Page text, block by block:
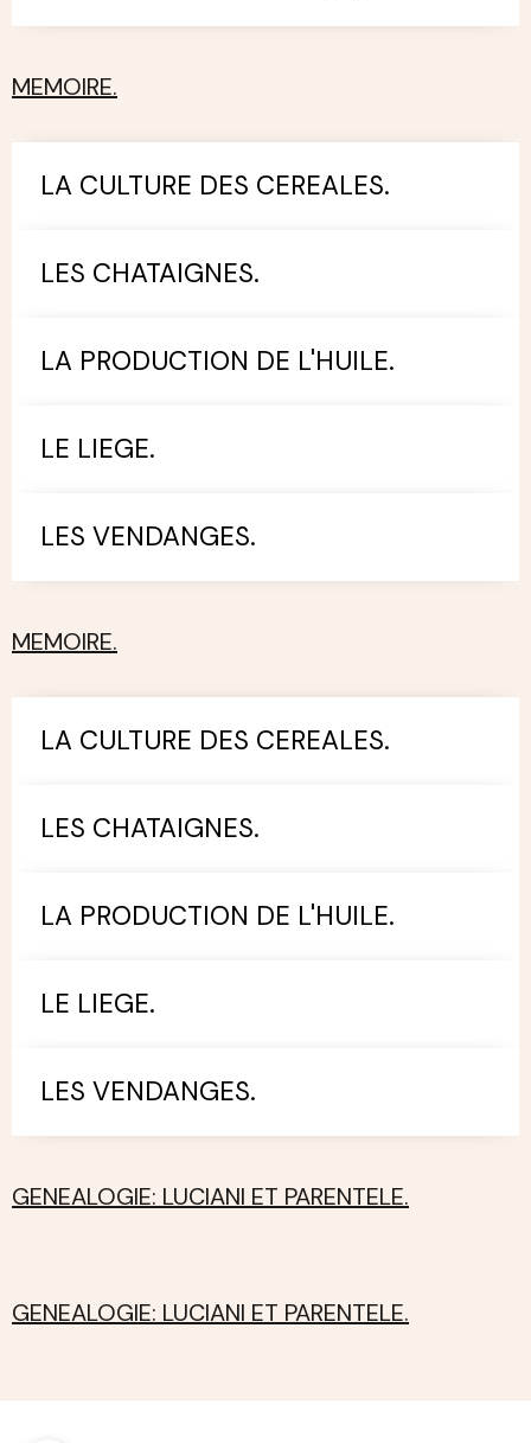
MEMOIRE.
LA CULTURE DES CEREALES.
LES CHATAIGNES.
LA PRODUCTION DE L'HUILE.
LE LIEGE.
LES VENDANGES.
MEMOIRE.
LA CULTURE DES CEREALES.
LES CHATAIGNES.
LA PRODUCTION DE L'HUILE.
LE LIEGE.
LES VENDANGES.
GENEALOGIE: LUCIANI ET PARENTELE.
GENEALOGIE: LUCIANI ET PARENTELE.